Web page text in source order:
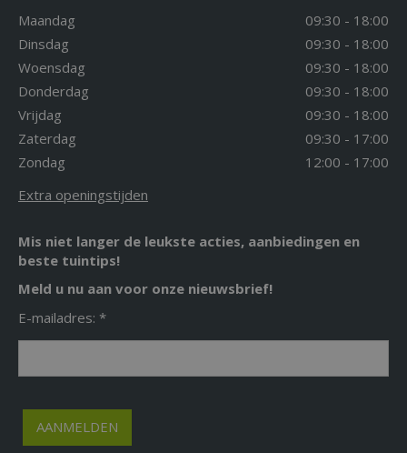
Maandag
09:30 - 18:00
Dinsdag
09:30 - 18:00
Woensdag
09:30 - 18:00
Donderdag
09:30 - 18:00
Vrijdag
09:30 - 18:00
Zaterdag
09:30 - 17:00
Zondag
12:00 - 17:00
Extra openingstijden
Mis niet langer de leukste acties, aanbiedingen en
beste tuintips!
Meld u nu aan voor onze nieuwsbrief!
E-mailadres: *